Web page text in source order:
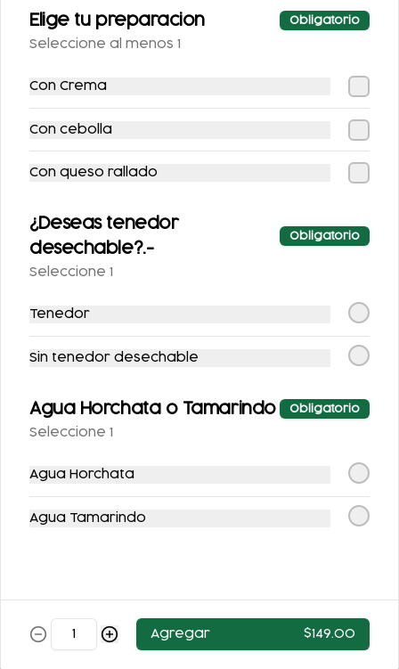
Bebidas
AGUA DE
AGUA DE
Elige tu preparacion Obligatorio
Seleccione al menos 1
Con Crema
Con cebolla
Con queso rallado
¿Deseas tenedor
desechable?.-
Obligatorio
Seleccione 1
Tenedor
Sin tenedor desechable
Agua Horchata o Tamarindo Obligatorio
Seleccione 1
Agua Horchata
Agua Tamarindo
Agregar $149.00